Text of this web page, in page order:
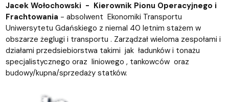
Jacek Wołochowski - Kierownik Pionu Operacyjnego i
Frachtowania - absolwent Ekonomiki Transportu
Uniwersytetu Gdańskiego z niemal 40 letnim stażem w
obszarze żeglugi i transportu . Zarządzał wieloma zespołami i
działami przedsiebiorstwa takimi jak ładunków i tonażu
specjalistycznego oraz liniowego , tankowców oraz
budowy/kupna/sprzedaży statków.